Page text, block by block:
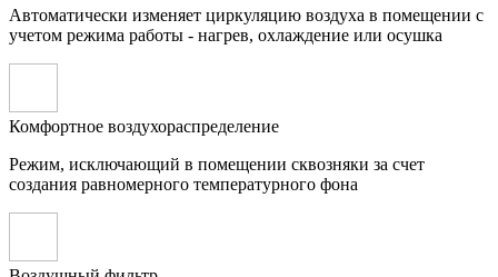
Автоматически изменяет циркуляцию воздуха в помещении с
учетом режима работы - нагрев, охлаждение или осушка
Комфортное воздухораспределение
Режим, исключающий в помещении сквозняки за счет
создания равномерного температурного фона